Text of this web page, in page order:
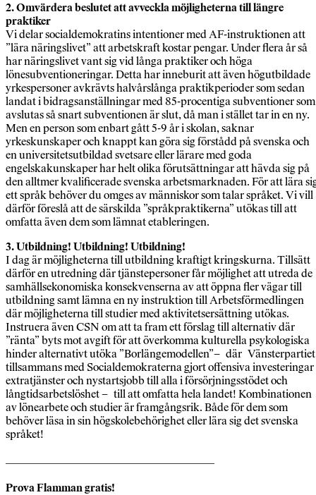
2. Omvärdera beslutet att avveckla möjligheterna till längre
praktiker
Vi delar socialdemokratins intentioner med AF-instruktionen att
”lära näringslivet” att arbetskraft kostar pengar. Under flera år så
har näringslivet vant sig vid långa praktiker och höga
lönesubventioneringar. Detta har inneburit att även högutbildade
yrkespersoner avkrävts halvårslånga praktikperioder som sedan
landat i bidragsanställningar med 85-procentiga subventioner som
avslutas så snart subventionen är slut, då man i stället tar in en ny.
Men en person som enbart gått 5-9 år i skolan, saknar
yrkeskunskaper och knappt kan göra sig förstådd på svenska och
en universitetsutbildad svetsare eller lärare med goda
engelskakunskaper har helt olika förutsättningar att hävda sig på
den alltmer kvalificerade svenska arbetsmarknaden. För att lära
ett språk behöver du omges av människor som talar språket. Vi vill
därför föreslå att de särskilda ”språkpraktikerna” utökas till att
omfatta även dem som lämnat etableringen.
3. Utbildning! Utbildning! Utbildning!
I dag är möjligheterna till utbildning kraftigt kringskurna. Tillsätt
därför en utredning där tjänstepersoner får möjlighet att utreda de
samhällsekonomiska konsekvenserna av att öppna fler vägar till
utbildning samt lämna en ny instruktion till Arbetsförmedlingen
där möjligheterna till studier med aktivitetsersättning utökas.
Instruera även CSN om att ta fram ett förslag till alternativ där
”ränta” byts mot avgift för att överkomma kulturella psykologiska
hinder alternativt utöka ”Borlängemodellen”– där Vänsterpartiet
tillsammans med Socialdemokraterna gjort offensiva investeringar
extratjänster och nystartsjobb till alla i försörjningsstödet och
långtidsarbetslöshet – till att omfatta hela landet! Kombinationen
av lönearbete och studier är framgångsrik. Både för dem som
behöver läsa in sin högskolebehörighet eller lära sig det svenska
språket!
Prova Flamman gratis!